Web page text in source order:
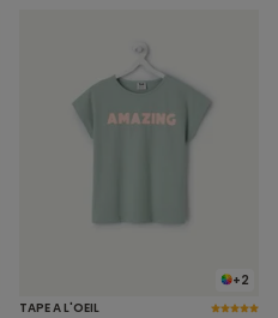
+2
TAPE A L'OEIL